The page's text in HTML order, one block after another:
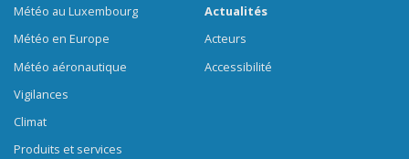
Météo au Luxembourg
Météo en Europe
Météo aéronautique
Vigilances
Climat
Produits et services
Actualités
Acteurs
Accessibilité